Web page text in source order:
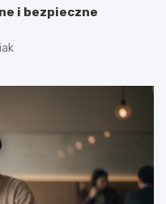
i bezpieczne